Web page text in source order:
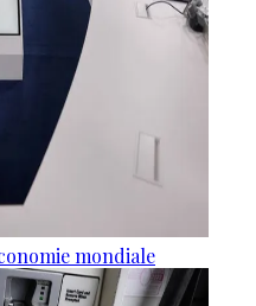
mondiale